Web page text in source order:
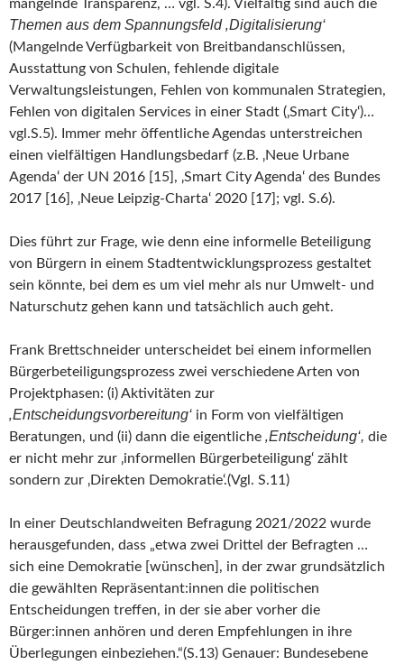
mangelnde Transparenz, … vgl. S.4). Vielfältig sind auch die
Themen aus dem Spannungsfeld ‚Digitalisierung‘
(Mangelnde Verfügbarkeit von Breitbandanschlüssen,
Ausstattung von Schulen, fehlende digitale
Verwaltungsleistungen, Fehlen von kommunalen Strategien,
Fehlen von digitalen Services in einer Stadt (‚Smart City‘)…
vgl.S.5). Immer mehr öffentliche Agendas unterstreichen
einen vielfältigen Handlungsbedarf (z.B. ‚Neue Urbane
Agenda‘ der UN 2016 [15], ‚Smart City Agenda‘ des Bundes
2017 [16], ‚Neue Leipzig-Charta‘ 2020 [17]; vgl. S.6).
Dies führt zur Frage, wie denn eine informelle Beteiligung
von Bürgern in einem Stadtentwicklungsprozess gestaltet
sein könnte, bei dem es um viel mehr als nur Umwelt- und
Naturschutz gehen kann und tatsächlich auch geht.
Frank Brettschneider unterscheidet bei einem informellen
Bürgerbeteiligungsprozess zwei verschiedene Arten von
Projektphasen: (i) Aktivitäten zur
‚Entscheidungsvorbereitung‘ in Form von vielfältigen
Beratungen, und (ii) dann die eigentliche ‚Entscheidung‘, die
er nicht mehr zur ‚informellen Bürgerbeteiligung‘ zählt
sondern zur ‚Direkten Demokratie‘.(Vgl. S.11)
In einer Deutschlandweiten Befragung 2021/2022 wurde
herausgefunden, dass „etwa zwei Drittel der Befragten …
sich eine Demokratie [wünschen], in der zwar grundsätzlich
die gewählten Repräsentant:innen die politischen
Entscheidungen treffen, in der sie aber vorher die
Bürger:innen anhören und deren Empfehlungen in ihre
Überlegungen einbeziehen.“(S.13) Genauer: Bundesebene